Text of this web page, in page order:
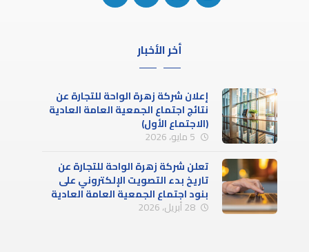
أخر الأخبار
إعلان شركة زهرة الواحة للتجارة عن
نتائج اجتماع الجمعية العامة العادية
(الاجتماع الأول)
5 مايو، 2026
تعلن شركة زهرة الواحة للتجارة عن
تاريخ بدء التصويت الإلكتروني على
بنود اجتماع الجمعية العامة العادية
(الاجتماع الأول)
28 أبريل، 2026